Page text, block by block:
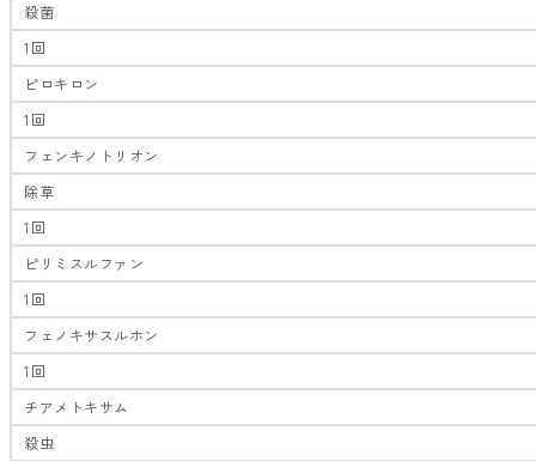
殺菌
1回
ピロキロン
1回
フェンキノトリオン
除草
1回
ピリミスルファン
1回
フェノキサスルホン
1回
チアメトキサム
殺虫